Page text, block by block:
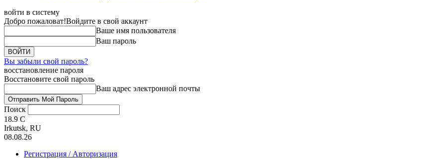
войти в систему
Добро пожаловат!Войдите в свой аккаунт
Ваше имя пользователя
Ваш пароль
Вы забыли свой пароль?
восстановление пароля
Восстановите свой пароль
Ваш адрес электронной почты
Поиск
18.9 C
Irkutsk, RU
08.08.26
Регистрация / Авторизация